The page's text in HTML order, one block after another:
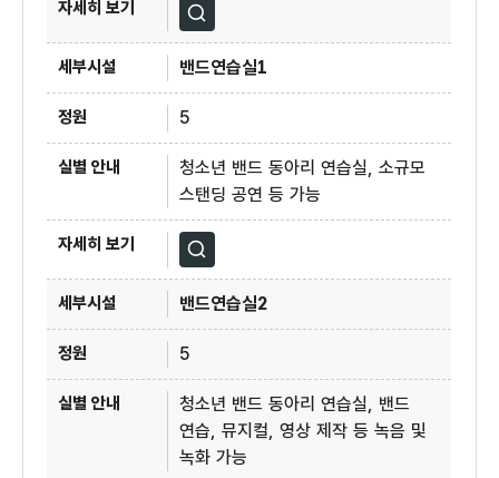
자세히보기
밴드연습실1
5
청소년 밴드 동아리 연습실, 소규모
스탠딩 공연 등 가능
자세히보기
밴드연습실2
5
청소년 밴드 동아리 연습실, 밴드
연습, 뮤지컬, 영상 제작 등 녹음 및
녹화 가능